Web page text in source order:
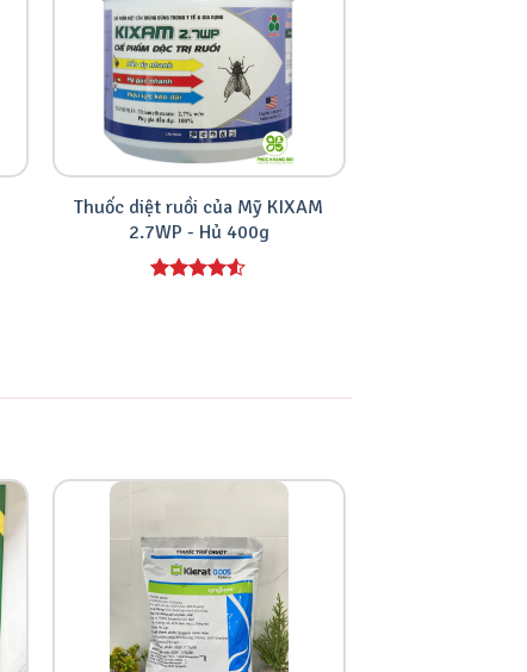
Thuốc diệt ruồi của Mỹ KIXAM
2.7WP - Hủ 400g